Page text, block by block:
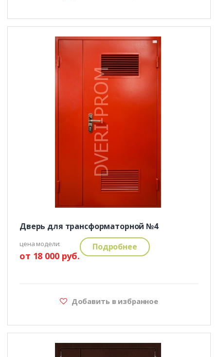
Дверь для трансформаторной №4
цена модели:
от 18 000 руб.
Подробнее
Добавить в избранное